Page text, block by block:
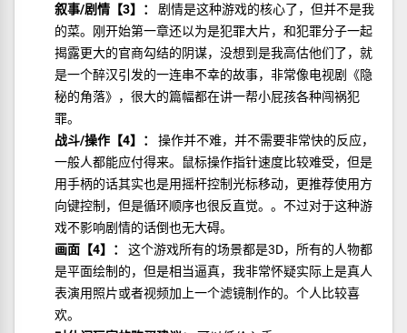
叙事/剧情【3】：
剧情是这种游戏的核心了，但并不是我
的菜。刚开始第一章还以为是犯罪大片，和犯罪分子一起
揭露更大的官商勾结的阴谋，没想到是我高估他们了，就
是一个醉汉引发的一连串不幸的故事，非常像电视剧《隐
秘的角落》，很大的篇幅都在讲一帮小屁孩各种闯祸犯
罪。
战斗/操作【4】：
操作并不难，并不需要非常快的反应，
一般人都能应付得来。鼠标操作指针速度比较难受，但是
用手柄的话其实也是用摇杆控制光标移动，更推荐使用方
向键控制，但是循环顺序也很反直觉。。不过对于这种游
戏不影响剧情的话倒也无大碍。
画面【4】：
这个游戏所有的场景都是3D，所有的人物都
是平面绘制的，但是相当逼真，我非常怀疑实际上是真人
表演用照片或者视频加上一个滤镜制作的。个人比较喜
欢。